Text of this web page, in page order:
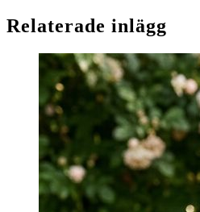
Relaterade inlägg